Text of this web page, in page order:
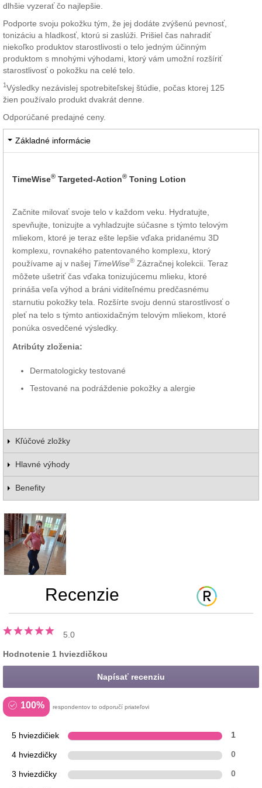
dlhšie vyzerať čo najlepšie.
Podporte svoju pokožku tým, že jej dodáte zvýšenú pevnosť,
tonizáciu a hladkosť, ktorú si zaslúži. Prišiel čas nahradiť
niekoľko produktov starostlivosti o telo jedným účinným
produktom s mnohými výhodami, ktorý vám umožní rozšíriť
starostlivosť o pokožku na celé telo.
1 Výsledky nezávislej spotrebiteľskej štúdie, počas ktorej 125
žien používalo produkt dvakrát denne.
Odporúčané predajné ceny.
Základné informácie
TimeWise® Targeted-Action® Toning Lotion
Začnite milovať svoje telo v každom veku. Hydratujte,
spevňujte, tonizujte a vyhladzujte súčasne s týmto telovým
mliekom, ktoré je teraz ešte lepšie vďaka pridanému 3D
komplexu, rovnakého patentovaného komplexu, ktorý
používame aj v našej TimeWise® Zázračnej kolekcii. Teraz
môžete ušetriť čas vďaka tonizujúcemu mlieku, ktoré
prináša veľa výhod a bráni viditeľnému predčasnému
starnutiu pokožky tela. Rozšírte svoju dennú starostlivosť o
pleť na telo s týmto antioxidačným telovým mliekom, ktoré
ponúka osvedčené výsledky.
Atribúty zloženia:
Dermatologicky testované
Testované na podráždenie pokožky a alergie
Kľúčové zložky
Hlavné výhody
Benefity
Recenzie
5.0
Hodnotenie 1 hviezdičkou
Napísať recenziu
100% respondentov to odporučí priateľovi
5 hviezdičiek 1
4 hviezdičky 0
3 hviezdičky 0